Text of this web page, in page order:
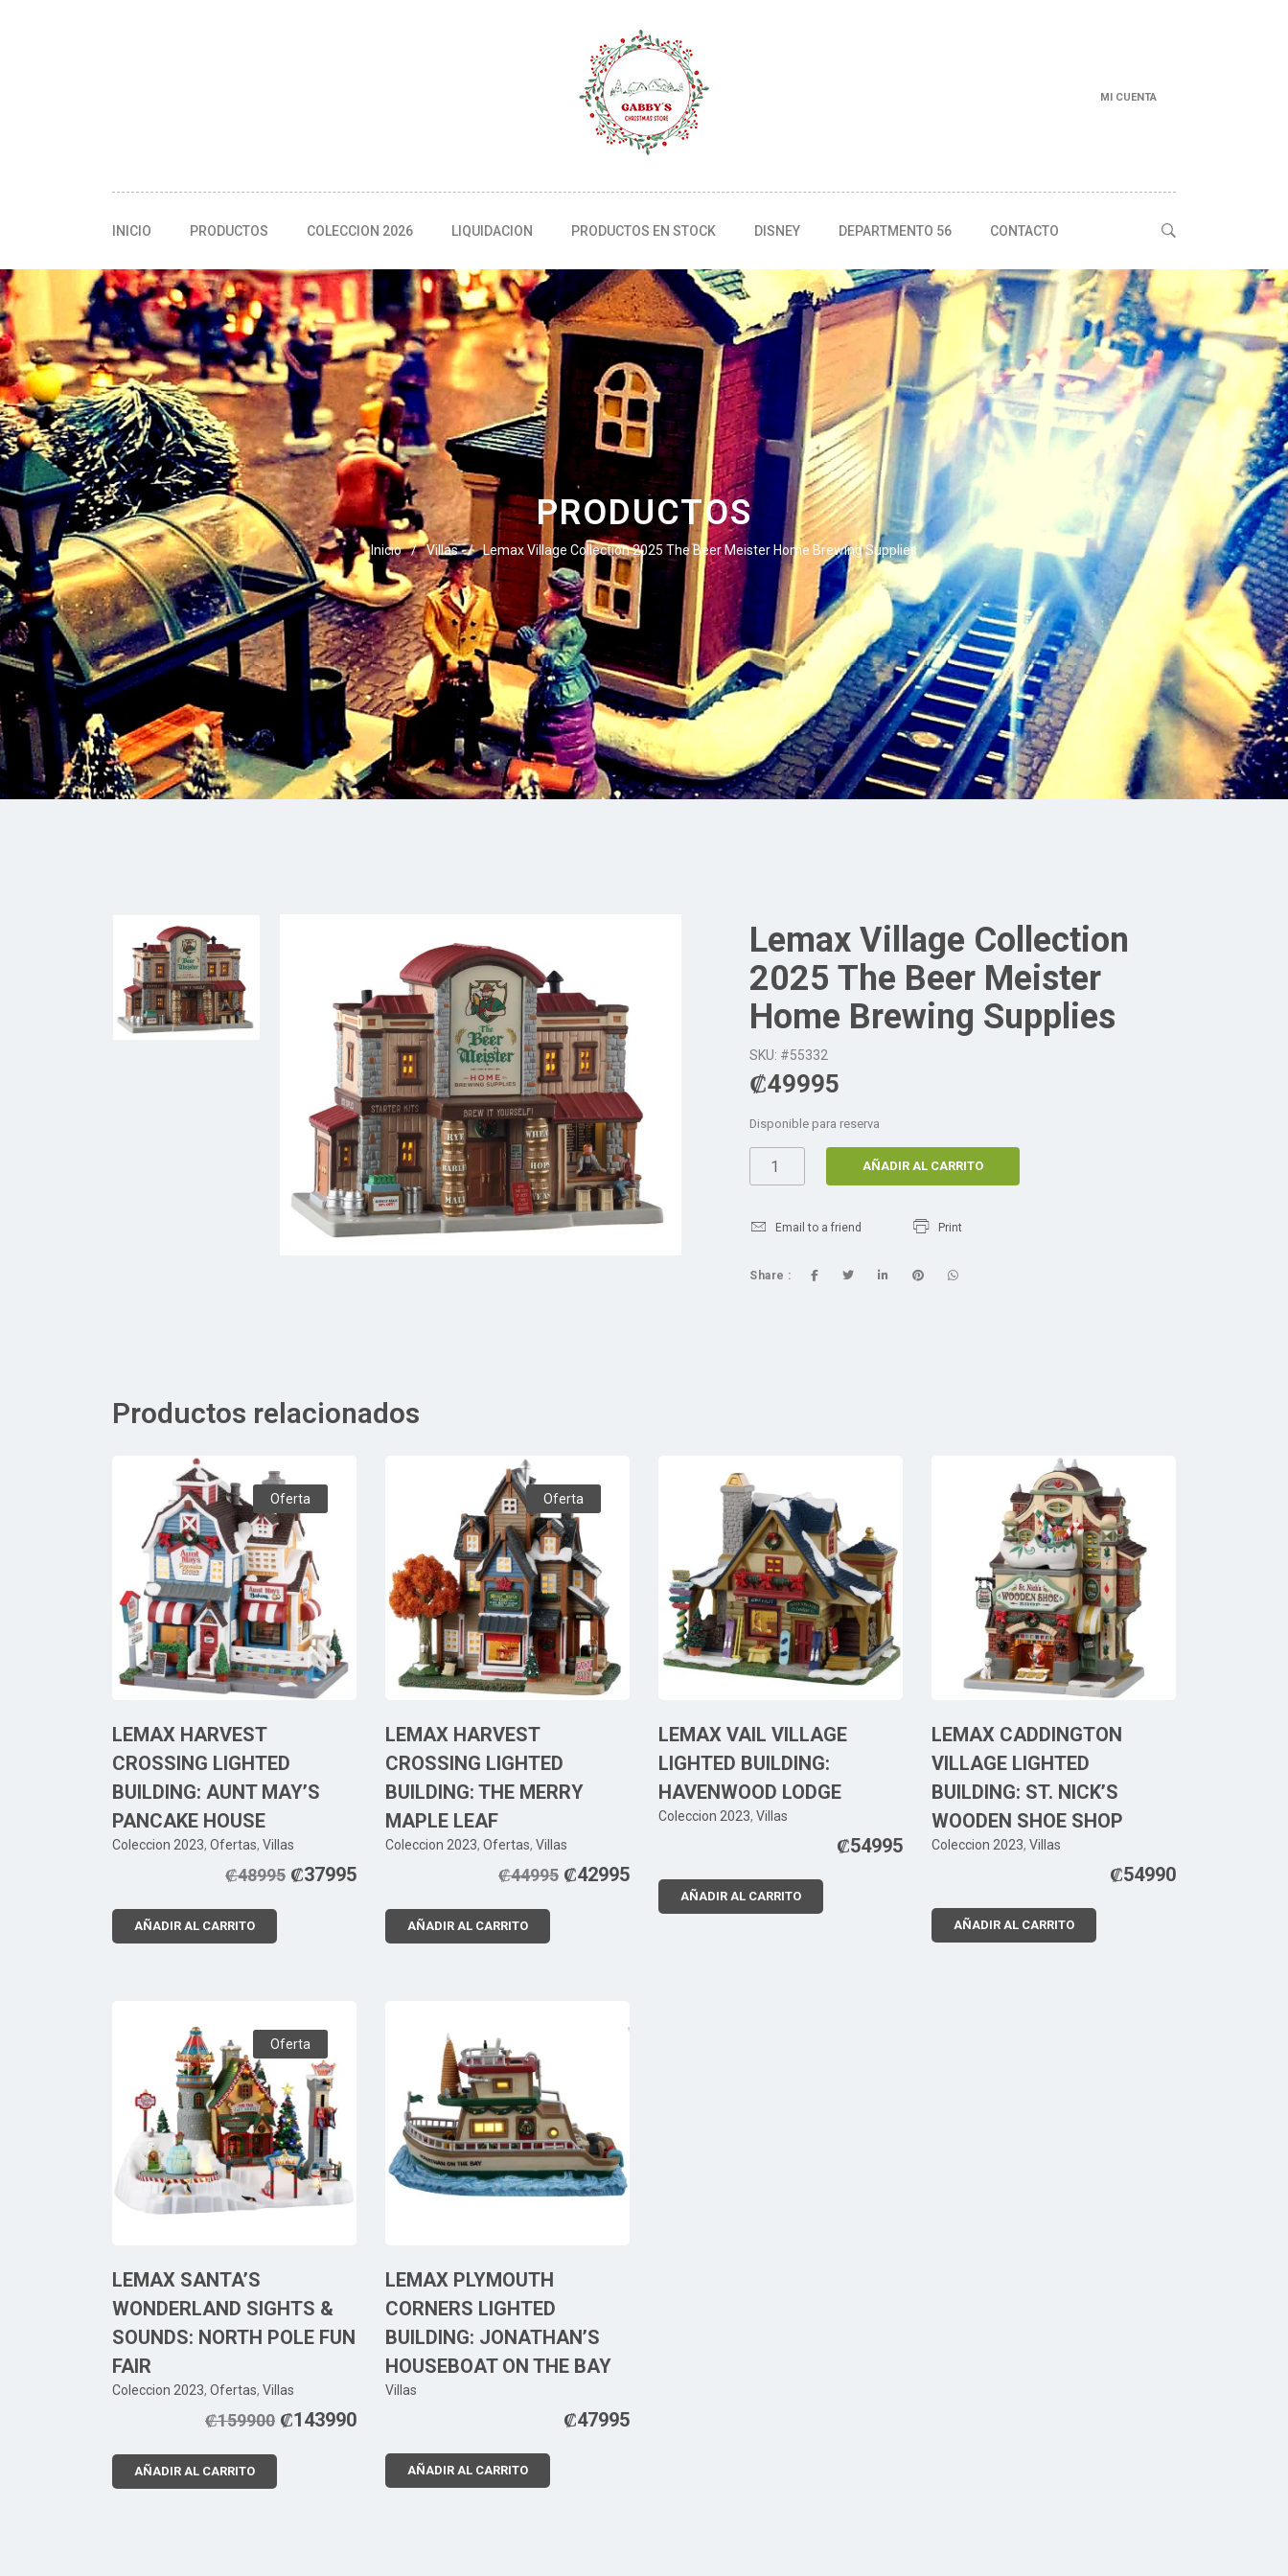
MI CUENTA
INICIO PRODUCTOS COLECCION 2026 LIQUIDACION PRODUCTOS EN STOCK DISNEY DEPARTMENTO 56 CONTACTO
PRODUCTOS
Inicio / Villas / Lemax Village Collection 2025 The Beer Meister Home Brewing Supplies
Lemax Village Collection
2025 The Beer Meister
Home Brewing Supplies
SKU: #55332
₡49995
Disponible para reserva
AÑADIR AL CARRITO
Email to a friend Print
Share :
Productos relacionados
Oferta
LEMAX HARVEST
CROSSING LIGHTED
BUILDING: AUNT MAY’S
PANCAKE HOUSE
Coleccion 2023, Ofertas, Villas
₡48995 ₡37995
AÑADIR AL CARRITO
Oferta
LEMAX HARVEST
CROSSING LIGHTED
BUILDING: THE MERRY
MAPLE LEAF
Coleccion 2023, Ofertas, Villas
₡44995 ₡42995
AÑADIR AL CARRITO
LEMAX VAIL VILLAGE
LIGHTED BUILDING:
HAVENWOOD LODGE
Coleccion 2023, Villas
₡54995
AÑADIR AL CARRITO
LEMAX CADDINGTON
VILLAGE LIGHTED
BUILDING: ST. NICK’S
WOODEN SHOE SHOP
Coleccion 2023, Villas
₡54990
AÑADIR AL CARRITO
Oferta
LEMAX SANTA’S
WONDERLAND SIGHTS &
SOUNDS: NORTH POLE FUN
FAIR
Coleccion 2023, Ofertas, Villas
₡159900 ₡143990
AÑADIR AL CARRITO
LEMAX PLYMOUTH
CORNERS LIGHTED
BUILDING: JONATHAN’S
HOUSEBOAT ON THE BAY
Villas
₡47995
AÑADIR AL CARRITO